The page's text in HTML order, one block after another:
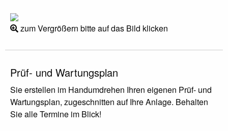
zum Vergrößern bitte auf das Bild klicken
Prüf- und Wartungsplan
Sie erstellen im Handumdrehen Ihren eigenen Prüf- und
Wartungsplan, zugeschnitten auf Ihre Anlage. Behalten
Sie alle Termine im Blick!